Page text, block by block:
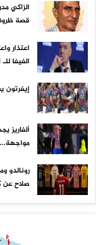
الزاكي
قصة
اعتذار
الفيفا للـ 211...
إيفرتون
ألفاريز
مواجهة...
صلاح عن